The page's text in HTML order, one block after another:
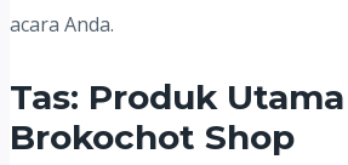
acara Anda.
Tas: Produk Utama
Brokochot Shop